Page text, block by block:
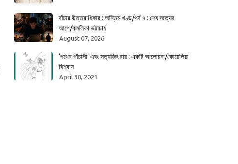
বাঁচার উত্তরাধিকার : অন্তিম খণ্ড/পর্ব ৭ : শেষ সত্যের
আগে/কমলিকা ভট্টাচার্য
August 07, 2026
‘পথের পাঁচালী’ এবং সত্যজিৎ রায় : একটি আলোচনা/কোয়েলিয়া
বিশ্বাস
April 30, 2021